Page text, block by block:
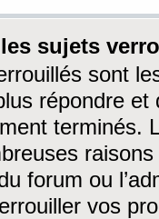
sujets
sont
répondre
terminés.
forum ou
vos